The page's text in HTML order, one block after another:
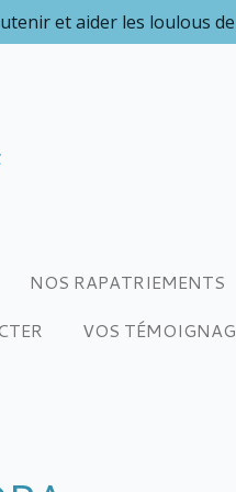
et aider les loulous
NOS RAPATRIEMENTS
VOS